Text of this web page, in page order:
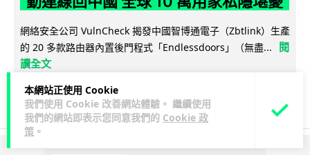
本網站正使用 Cookie
我們使用 Cookie 改善網站體驗。 繼續使用
我們的網站即表示您同意我們的 Cookie 政
策 。
網絡安全公司 VulnCheck 揭發中國智博通電子（Zbtlink）生產
的 20 多款路由器內置後門程式「Endlessdoors」（無盡...
閱
讀全文
964 221↗ 分享